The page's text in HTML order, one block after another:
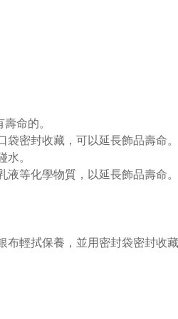
命的。
密封收藏，可以延長飾品壽命
。
等化學物質，以延長飾品壽命。
輕拭保養，並用密封袋密封收藏